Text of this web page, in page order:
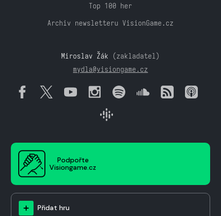
Top 100 her
Archiv newsletteru VisionGame.cz
Miroslav Žák (zakladatel)
mydla@visiongame.cz
Podpořte
Visiongame.cz
Přidat hru